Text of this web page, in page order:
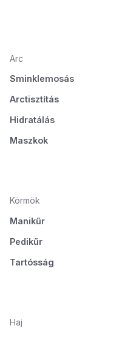
Arc
Sminklemosás
Arctisztítás
Hidratálás
Maszkok
Körmök
Manikűr
Pedikűr
Tartósság
Haj